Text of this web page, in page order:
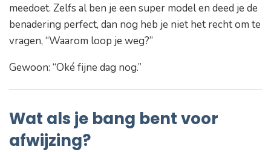
meedoet. Zelfs al ben je een super model en deed je de
benadering perfect, dan nog heb je niet het recht om te
vragen, “Waarom loop je weg?”
Gewoon: “Oké fijne dag nog.”
Wat als je bang bent voor
afwijzing?